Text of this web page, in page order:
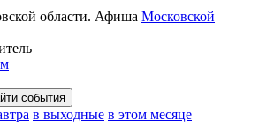
области. Афиша Московской
в выходные в этом месяце